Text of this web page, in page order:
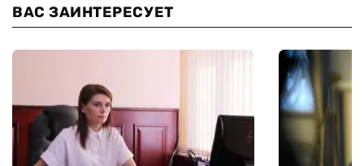
ВАС ЗАИНТЕРЕСУЕТ